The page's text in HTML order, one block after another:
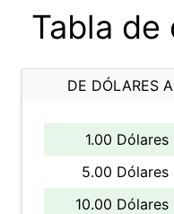
Tabla de
DE DÓLARES
1.00 Dólares
5.00 Dólares
10.00 Dólares